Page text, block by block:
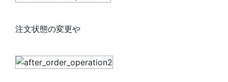
注文状態の変更や